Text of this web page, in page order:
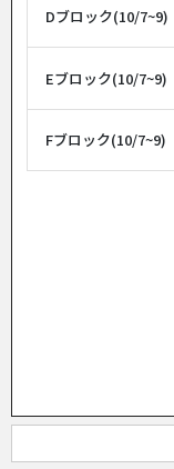
Dブロック(10/7~9)
Eブロック(10/7~9)
Fブロック(10/7~9)